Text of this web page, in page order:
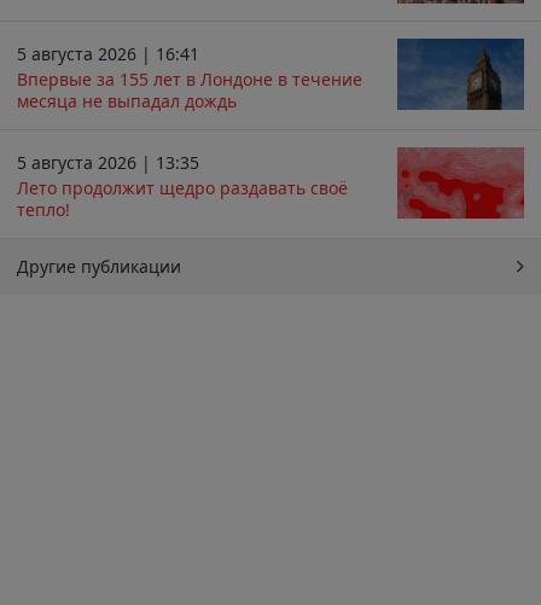
5 августа 2026 | 16:41
Впервые за 155 лет в Лондоне в течение
месяца не выпадал дождь
5 августа 2026 | 13:35
Лето продолжит щедро раздавать своё
тепло!
Другие публикации